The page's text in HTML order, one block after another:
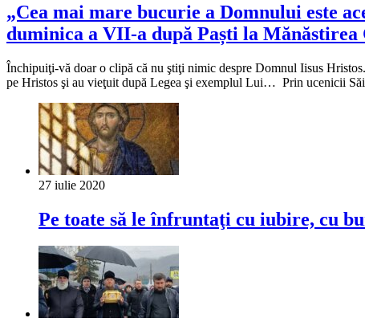
„Cea mai mare bucurie a Domnului este
duminica a VII-a după Paști la Mănăstirea
Închipuiţi-vă doar o clipă că nu ştiţi nimic despre Domnul Iisus
pe Hristos şi au vieţuit după Legea şi exemplul Lui… Prin ucenicii
27 iulie 2020
Pe toate să le înfruntaţi cu iubire, cu